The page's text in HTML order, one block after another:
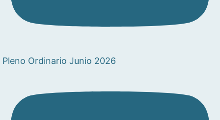
Pleno Ordinario Junio 2026